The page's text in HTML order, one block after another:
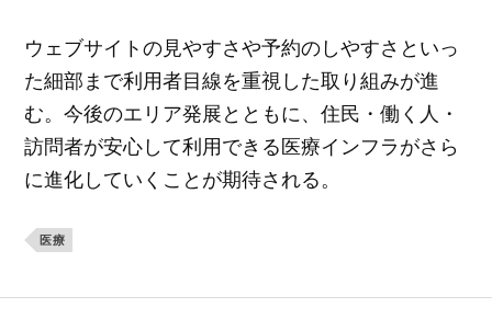
ウェブサイトの見やすさや予約のしやすさといっ
た細部まで利用者目線を重視した取り組みが進
む。今後のエリア発展とともに、住民・働く人・
訪問者が安心して利用できる医療インフラがさら
に進化していくことが期待される。
医療